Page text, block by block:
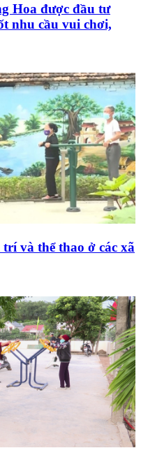
Hoa được đầu tư
nhu cầu vui chơi,
và thể thao ở các xã